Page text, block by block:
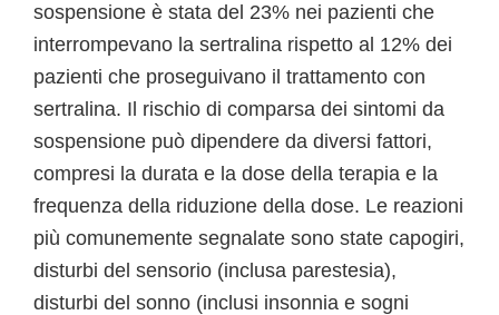
sospensione è stata del 23% nei pazienti che
interrompevano la sertralina rispetto al 12% dei
pazienti che proseguivano il trattamento con
sertralina. Il rischio di comparsa dei sintomi da
sospensione può dipendere da diversi fattori,
compresi la durata e la dose della terapia e la
frequenza della riduzione della dose. Le reazioni
più comunemente segnalate sono state capogiri,
disturbi del sensorio (inclusa parestesia),
disturbi del sonno (inclusi insonnia e sogni